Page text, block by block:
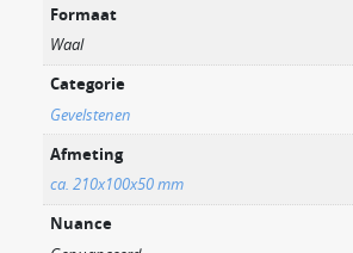
Formaat
Waal
Categorie
Gevelstenen
Afmeting
ca. 210x100x50 mm
Nuance